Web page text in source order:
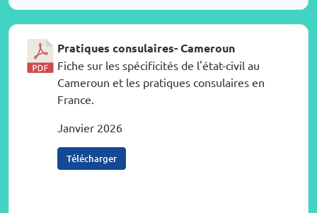
Pratiques consulaires- Cameroun
Fiche sur les spécificités de l'état-civil au
Cameroun et les pratiques consulaires en
France.
Janvier 2026
Télécharger